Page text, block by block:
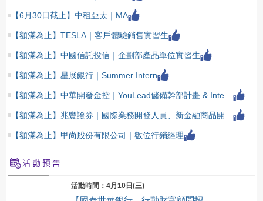
【6月30日截止】中租亞太｜MA
【額滿為止】TESLA｜客戶體驗銷售實習生
【額滿為止】中國信託投信｜企劃部產品單位實習生
【額滿為止】星展銀行｜Summer Intern
【額滿為止】甲尚股份有限公司｜數位行銷經理
活動時間：4月10日(三)